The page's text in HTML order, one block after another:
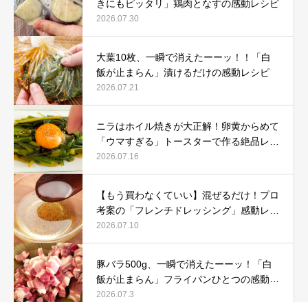
きにもピッタリ」鶏肉となすの感動レシピ
2026.07.30
大葉10枚、一瞬で消えたーーッ！！「白
飯が止まらん」漬けるだけの感動レシピ
2026.07.21
ニラはホイル焼きが大正解！卵黄からめて
「ウマすぎる」トースターで作る絶品レシ
ピ
2026.07.16
【もう買わなくていい】混ぜるだけ！プロ
考案の「フレンチドレッシング」感動レシ
ピ
2026.07.10
豚バラ500g、一瞬で消えたーーッ！「白
飯が止まらん」フライパンひとつの感動レ
シピ
2026.07.3